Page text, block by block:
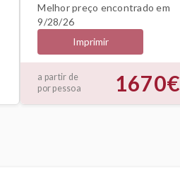
Melhor preço encontrado em
9/28/26
Imprimir
a partir de
por pessoa
1670€